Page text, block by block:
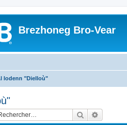
Brezhoneg Bro-Vear
lodenn "Dielloù"
Rechercher